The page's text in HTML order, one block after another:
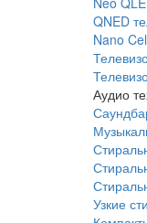
QNED
Nano
Аудио
Узкие